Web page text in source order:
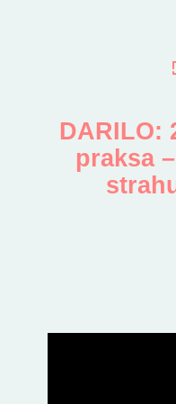
DARILO:
praksa